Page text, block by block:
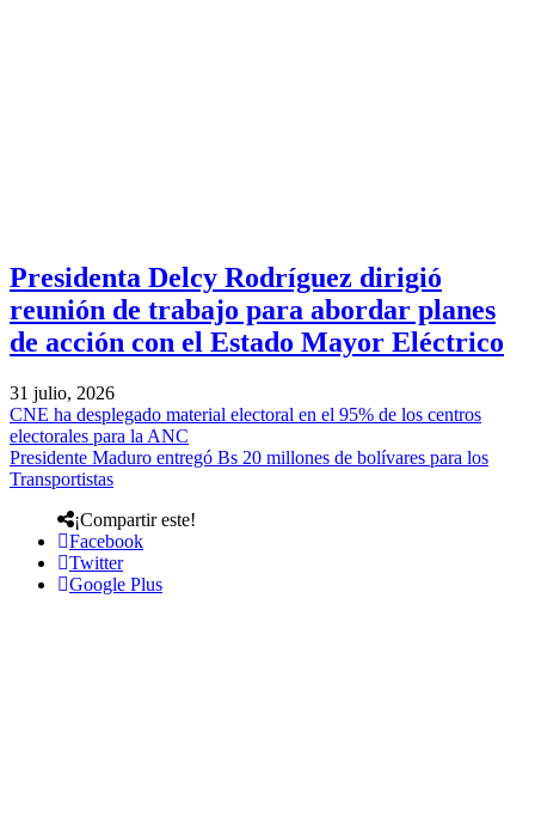
Presidenta Delcy Rodríguez dirigió
reunión de trabajo para abordar planes
de acción con el Estado Mayor Eléctrico
31 julio, 2026
CNE ha desplegado material electoral en el 95% de los centros
electorales para la ANC
Presidente Maduro entregó Bs 20 millones de bolívares para los
Transportistas
¡Compartir este!
Facebook
Twitter
Google Plus